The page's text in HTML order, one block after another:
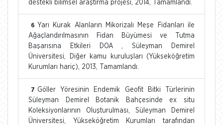
destekli bilimsel araştırma projesi, 2014, Tamamlandı.
6 Yarı Kurak Alanların Mikorizalı Meşe Fidanları ile
Ağaçlandırılmasının Fidan Büyümesi ve Tutma
Başarısına Etkileri DOA , Süleyman Demirel
Üniversitesi, Diğer kamu kuruluşları (Yükseköğretim
Kurumları hariç), 2013, Tamamlandı.
7 Göller Yöresinin Endemik Geofit Bitki Türlerinin
Süleyman Demirel Botanik Bahçesinde ex situ
Koleksiyonlarının Oluşturulması, Süleyman Demirel
Üniversitesi, Yükseköğretim Kurumları tarafından